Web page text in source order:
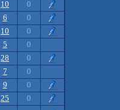
10
0
6
0
10
0
5
0
28
0
7
0
9
0
25
0